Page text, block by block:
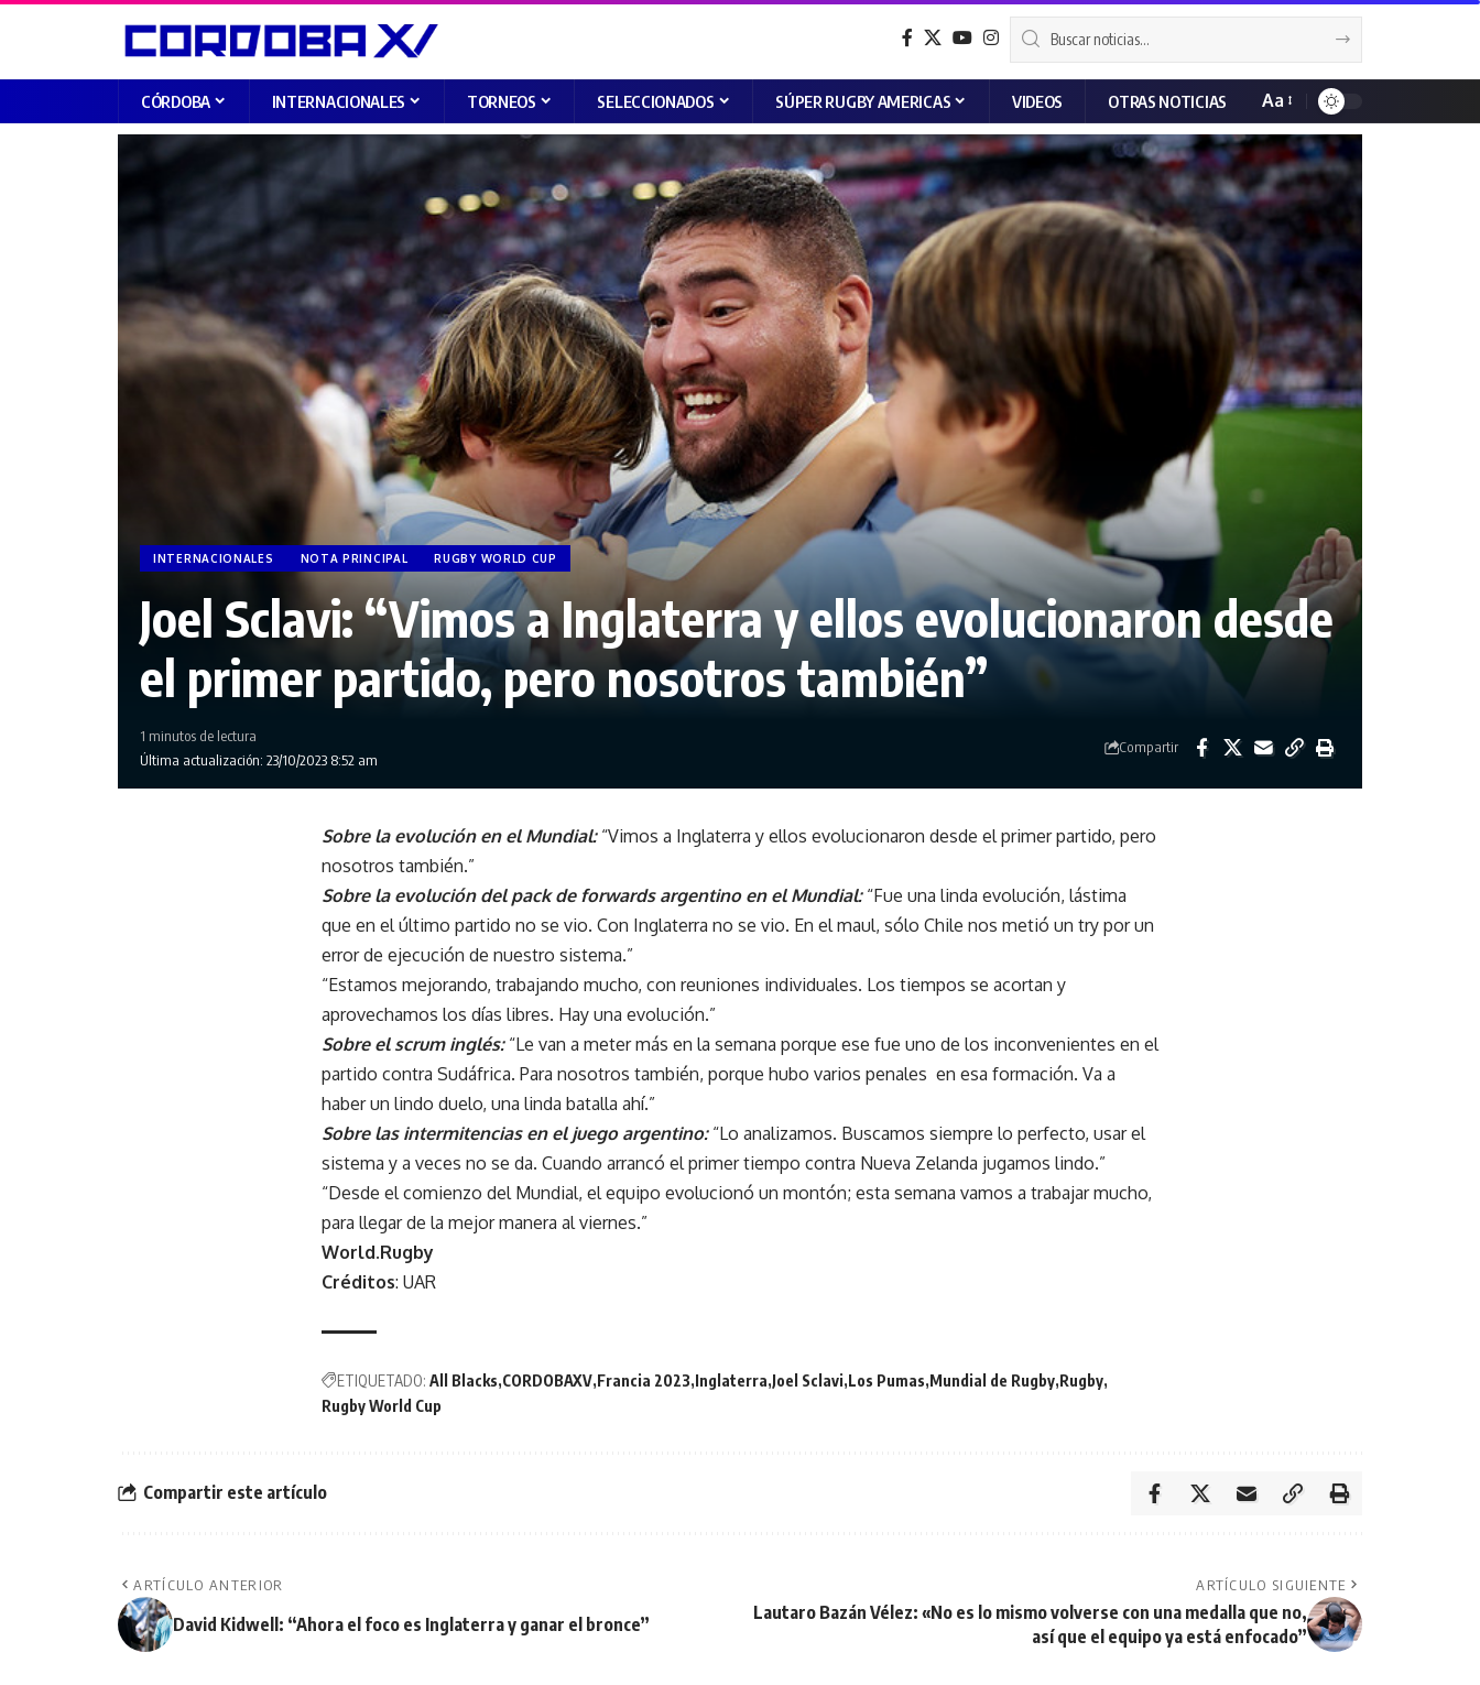
CÓRDOBA INTERNACIONALES TORNEOS SELECCIONADOS SÚPER RUGBY AMERICAS VIDEOS OTRAS NOTICIAS Aa
INTERNACIONALES NOTA PRINCIPAL RUGBY WORLD CUP
Joel Sclavi: “Vimos a Inglaterra y ellos evolucionaron desde
el primer partido, pero nosotros también”
Última actualización: 23/10/2023 8:52 am
1 minutos de lectura
Compartir
Sobre la evolución en el Mundial: “Vimos a Inglaterra y ellos evolucionaron desde el primer partido, pero
nosotros también.”
Sobre la evolución del pack de forwards argentino en el Mundial: “Fue una linda evolución, lástima
que en el último partido no se vio. Con Inglaterra no se vio. En el maul, sólo Chile nos metió un try por un
error de ejecución de nuestro sistema.”
“Estamos mejorando, trabajando mucho, con reuniones individuales. Los tiempos se acortan y
aprovechamos los días libres. Hay una evolución.”
Sobre el scrum inglés: “Le van a meter más en la semana porque ese fue uno de los inconvenientes en el
partido contra Sudáfrica. Para nosotros también, porque hubo varios penales en esa formación. Va a
haber un lindo duelo, una linda batalla ahí.”
Sobre las intermitencias en el juego argentino: “Lo analizamos. Buscamos siempre lo perfecto, usar el
sistema y a veces no se da. Cuando arrancó el primer tiempo contra Nueva Zelanda jugamos lindo.”
“Desde el comienzo del Mundial, el equipo evolucionó un montón; esta semana vamos a trabajar mucho,
para llegar de la mejor manera al viernes.”
World.Rugby
Créditos: UAR
ETIQUETADO: All Blacks CORDOBAXV Francia 2023 Inglaterra Joel Sclavi Los Pumas Mundial de Rugby Rugby
Rugby World Cup
Compartir este artículo
ARTÍCULO ANTERIOR
David Kidwell: “Ahora el foco es Inglaterra y ganar el bronce”
ARTÍCULO SIGUIENTE
Lautaro Bazán Vélez: «No es lo mismo volverse con una medalla que no,
así que el equipo ya está enfocado”